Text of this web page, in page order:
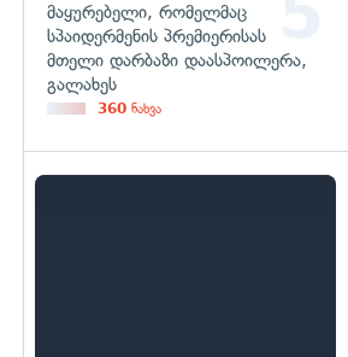
მაყურებელი, რომელმაც
სპაიდერმენის პრემიერისას
მთელი დარბაზი დაასპოილერა,
გალახეს
360 ნახვა